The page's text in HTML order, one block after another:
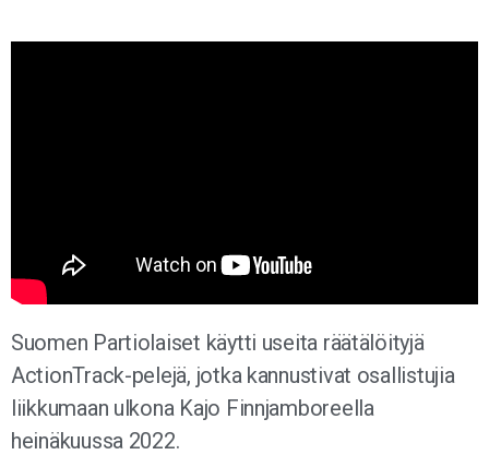
Suomen Partiolaiset käytti useita räätälöityjä
ActionTrack-pelejä, jotka kannustivat osallistujia
liikkumaan ulkona Kajo Finnjamboreella
heinäkuussa 2022.